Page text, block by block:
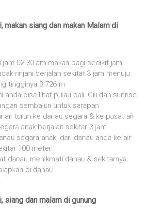
makan siang dan makan Malam di
jam 02.30 am.makan pagi sedikit jam
rinjani.berjalan sekitar 3 jam menuju
tingginya 3.726 m
anda bisa lihat pulau bali, Gili dan sunrise
sembalun untuk sarapan
turun ke danau segara & ke pusat air
anak.berjalan sekitar 3 jam
segara anak, dari danau anda ke air
100 meter
danau.menikmati danau & sekitarnya.
di danau
siang dan malam di gunung